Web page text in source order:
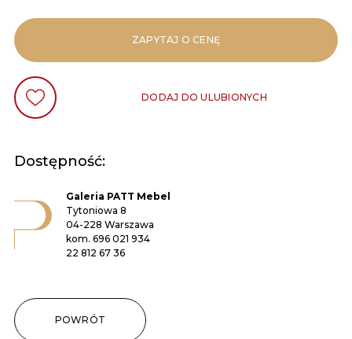
ZAPYTAJ O CENĘ
DODAJ DO ULUBIONYCH
Dostępność:
Galeria PATT Mebel
Tytoniowa 8
04-228 Warszawa
kom. 696 021 934
22 812 67 36
POWRÓT